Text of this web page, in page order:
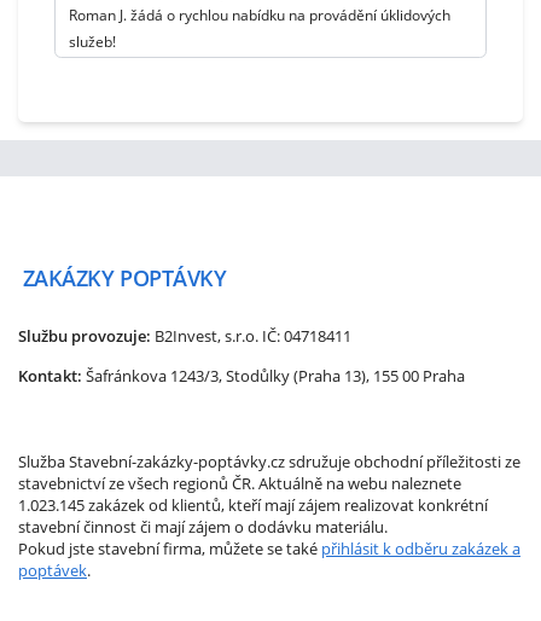
Roman J. žádá o rychlou nabídku na provádění úklidových
služeb!
ZAKÁZKY POPTÁVKY
Službu provozuje: B2Invest, s.r.o. IČ: 04718411
Kontakt: Šafránkova 1243/3, Stodůlky (Praha 13), 155 00 Praha
Služba Stavební-zakázky-poptávky.cz sdružuje obchodní příležitosti ze
stavebnictví ze všech regionů ČR. Aktuálně na webu naleznete
1.023.145 zakázek od klientů, kteří mají zájem realizovat konkrétní
stavební činnost či mají zájem o dodávku materiálu.
Pokud jste stavební firma, můžete se také přihlásit k odběru zakázek a
poptávek.